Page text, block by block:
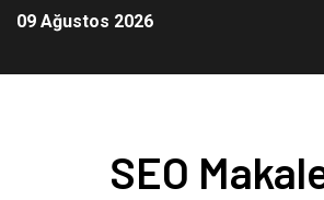
09 Ağustos 2026
SEO